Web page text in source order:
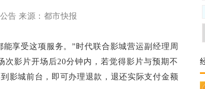
告 来源：都市快报
享受这项服务。”时代联合影城营运副经理周
影片开场后20分钟内，若觉得影片与预期不
影城前台，即可办理退款，退还实际支付金额